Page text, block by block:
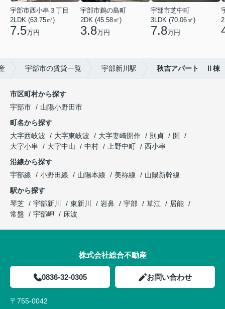
宇部市西小串３丁目
2LDK (63.75㎡)
7.5万円
宇部市鵜の島町
2DK (45.58㎡)
3.8万円
宇部市芝中町
3LDK (70.06㎡)
7.8万円
宇部市の賃貸一覧 宇部新川駅 秋吉アパート Ⅱ棟
市区町村から探す
宇部市
山陽小野田市
町名から探す
大字西岐波
大字東岐波 大字妻崎開作 則貞
開
大字小串
大字中山 中村 上野中町
西小串
沿線から探す
宇部線
小野田線 山陽本線 美祢線
山陽新幹線
駅から探す
琴芝
宇部新川 東新川 岩鼻 宇部 草江
居能
常盤
宇部岬 床波
株式会社総合不動産
0836-32-0305 お問い合わせ
〒755-0042